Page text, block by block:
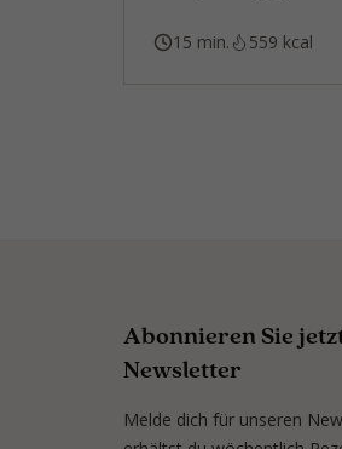
15 min. 559 kcal
Abonnieren Sie
Newsletter
Melde dich für unseren